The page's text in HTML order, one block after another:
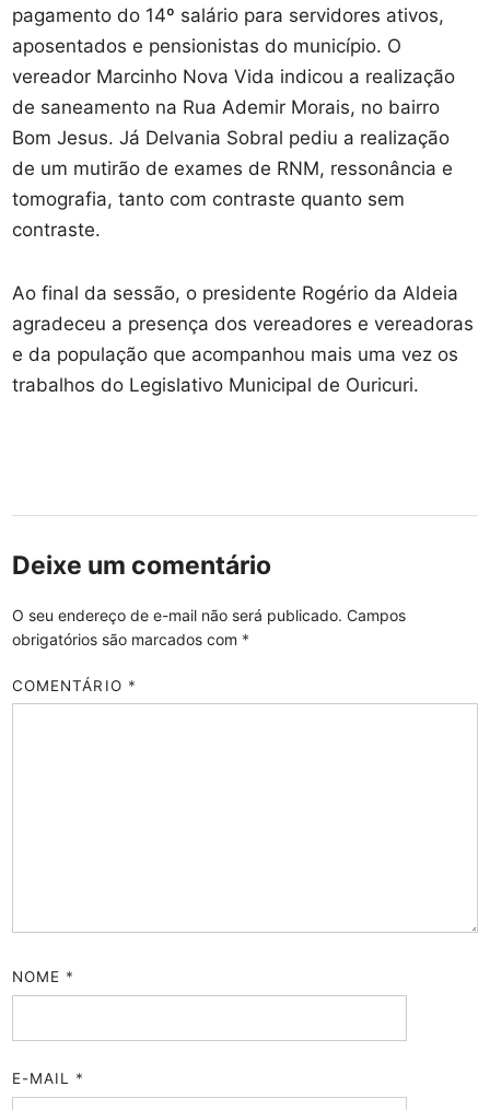
pagamento do 14º salário para servidores ativos,
aposentados e pensionistas do município. O
vereador Marcinho Nova Vida indicou a realização
de saneamento na Rua Ademir Morais, no bairro
Bom Jesus. Já Delvania Sobral pediu a realização
de um mutirão de exames de RNM, ressonância e
tomografia, tanto com contraste quanto sem
contraste.
Ao final da sessão, o presidente Rogério da Aldeia
agradeceu a presença dos vereadores e vereadoras
e da população que acompanhou mais uma vez os
trabalhos do Legislativo Municipal de Ouricuri.
Deixe um comentário
O seu endereço de e-mail não será publicado. Campos
obrigatórios são marcados com *
COMENTÁRIO *
NOME *
E-MAIL *